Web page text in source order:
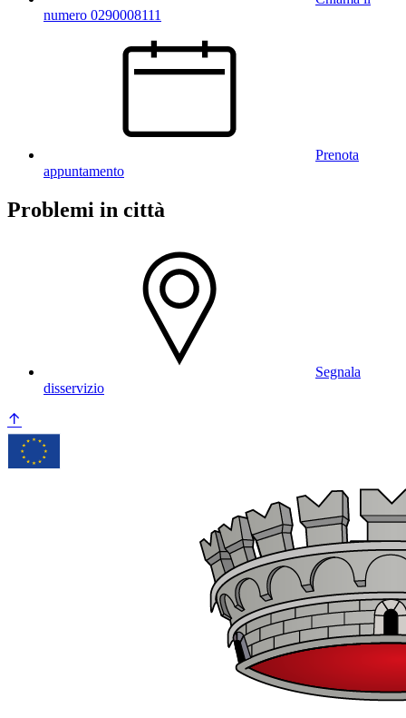
numero 0290008111
Prenota
appuntamento
Problemi in città
Segnala
disservizio